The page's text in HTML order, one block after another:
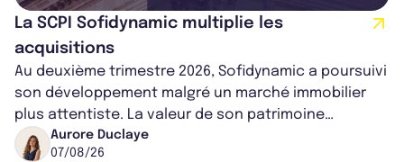
La SCPI Sofidynamic multiplie les
acquisitions
Au deuxième trimestre 2026, Sofidynamic a poursuivi
son développement malgré un marché immobilier
plus attentiste. La valeur de son patrimoine
progresse de 3,8% à périmètre constan...
Aurore Duclaye
07/08/26